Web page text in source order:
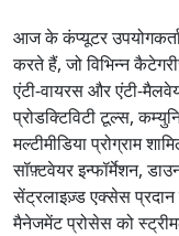
आज के कंप्यूटर
करते हैं, जो विभिन्न
एंटी-वायरस और एंटी-
प्रोडक्टिविटी टूल्स,
मल्टीमीडिया प्रोग्राम
सॉफ़्टवेयर इन्फॉर्मेशन,
सेंट्रलाइज़्ड एक्सेस
मैनेजमेंट प्रोसेस को